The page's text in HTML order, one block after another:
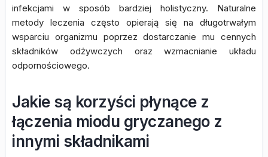
infekcjami w sposób bardziej holistyczny. Naturalne
metody leczenia często opierają się na długotrwałym
wsparciu organizmu poprzez dostarczanie mu cennych
składników odżywczych oraz wzmacnianie układu
odpornościowego.
Jakie są korzyści płynące z
łączenia miodu gryczanego z
innymi składnikami